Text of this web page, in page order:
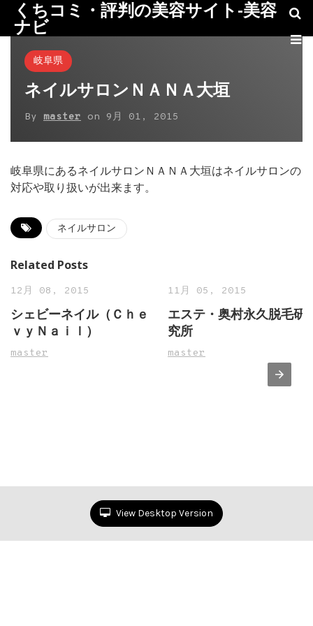
くちコミ・評判の美容サイト-美容
ナビ
岐阜県
ネイルサロンＮＡＮＡ大垣
By master on 9月 01, 2015
岐阜県にあるネイルサロンＮＡＮＡ大垣はネイルサロンの
対応や取り扱いが出来ます。
ネイルサロン
Related Posts
12月 08, 2015
シェビーネイル（Ｃｈｅ
ｖｙＮａｉｌ）
master
11月 05, 2015
エステ・奥村永久脱毛研
究所
master
View Desktop Version